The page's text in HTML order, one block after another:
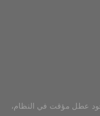
عطل مؤقت في النظام،